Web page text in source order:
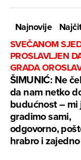
Najnovije
SVEČANOM
PROSLAVLJEN
GRADA
ŠIMUNIĆ: Ne
da nam netko
budućnost – mi
gradimo sami,
odgovorno,
hrabro i zajedno